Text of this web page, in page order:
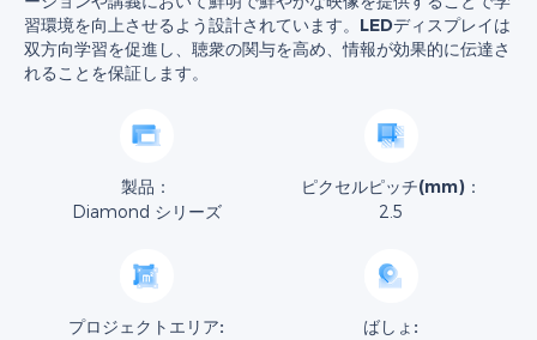
習環境を向上させるよう設計されています。LEDディスプレイは
双方向学習を促進し、聴衆の関与を高め、情報が効果的に伝達さ
れることを保証します。
製品：
Diamond シリーズ
ピクセルピッチ(mm)：
2.5
プロジェクトエリア:
ばしょ: